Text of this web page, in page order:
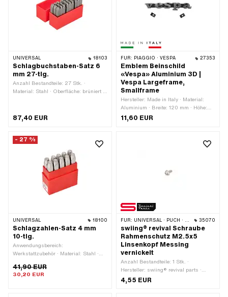
UNIVERSAL 18103
Schlagbuchstaben-Satz 6
mm 27-tlg.
Anzahl Bestandteile: 27 Stk. ·
Material: Stahl · Oberfläche: brüniert ·
87,40 EUR
FÜR: PIAGGIO · VESPA 27353
Emblem Beinschild
«Vespa» Aluminium 3D |
Vespa Largeframe,
Smallframe
Hersteller: Made in Italy · Material:
Aluminium · Breite: 120 mm · Höhe:
20 mm · Form: gebogen · Piaggio
11,60 EUR
- 27 %
UNIVERSAL 18100
Schlagzahlen-Satz 4 mm
10-tlg.
Anwendungsbereich:
Werkstattzubehör · Material: Stahl ·
Bestandteile: 10 Stk.
41,90 EUR
30,20 EUR
FÜR: UNIVERSAL · PUCH · SACHS · HERCULES · KREIDLER · MONARK · ZÜNDAPP · RIXE 35070
swiing® revival Schraube
Rahmenschutz M2.5x5
Linsenkopf Messing
vernickelt
Anzahl Bestandteile: 1 Stk. ·
Hersteller: swiing® revival parts ·
Material: Messing · Oberfläche:
vernickelt · Farbe: silber · Antrieb:
4,55 EUR